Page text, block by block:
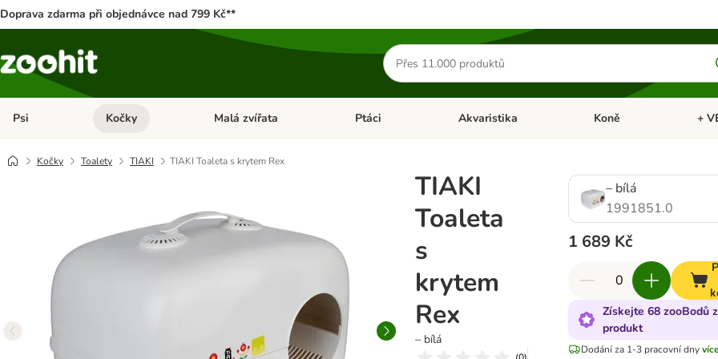
Doprava zdarma při objednávce nad 799 Kč**
Hledat
produkty
Psi Otevřít menu: Psi
Kočky Otevřít menu: Kočky
Malá zvířata Otevřít menu: Malá zvířata
Ptáci Otevřít menu: Ptáci
Akvaristika Otevřít menu: Akvaristika
Koně +
Kočky Toalety TIAKI TIAKI Toaleta s krytem Rex
TIAKI
Toaleta
s
krytem
Rex
– bílá
– bílá
1991851.0
1 689 Kč
Získejte 68 zooBodů
produkt
Dodání za 1-3 pracovní dny